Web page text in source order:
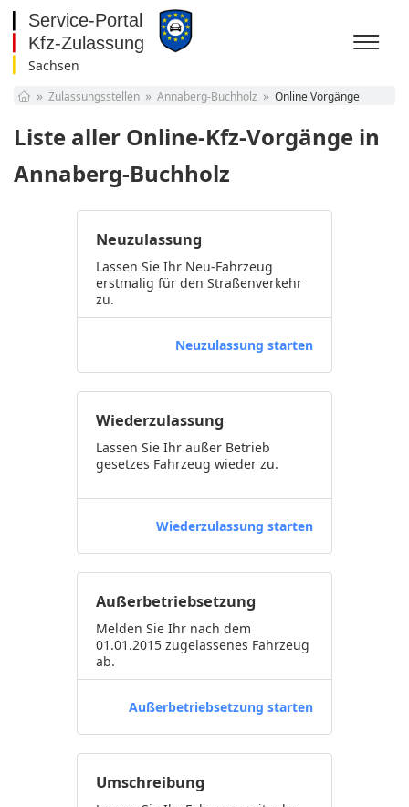
Sachsen
Bayern
Berlin
Brandenburg
Bremen
Hamburg
Hessen
Vorpommern
Niedersachsen
Nordrhein-Westfalen
Rheinland-Pfalz
Saarland
Schleswig-Holstein
Thüringen
Zulassungsstellen Annaberg-Buchholz Online Vorgänge
Liste aller Online-Kfz-Vorgänge in
Annaberg-Buchholz
Neuzulassung
Lassen Sie Ihr Neu-Fahrzeug
erstmalig für den Straßenverkehr
zu.
Neuzulassung starten
Wiederzulassung
Lassen Sie Ihr außer Betrieb
gesetzes Fahrzeug wieder zu.
Wiederzulassung starten
Außerbetriebsetzung
Melden Sie Ihr nach dem
01.01.2015 zugelassenes Fahrzeug
ab.
Außerbetriebsetzung starten
Umschreibung